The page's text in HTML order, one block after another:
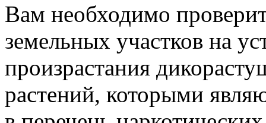
Вам необходимо
земельных участков на
произрастания
растений, которыми